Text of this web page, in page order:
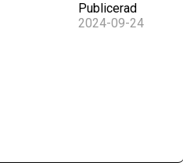
Publicerad
2024-09-24